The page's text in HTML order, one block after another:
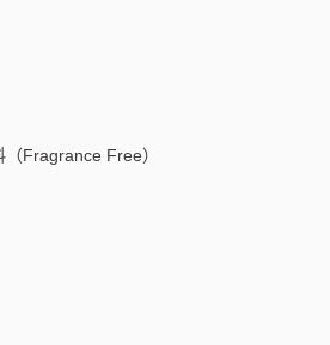
Fragrance Free）